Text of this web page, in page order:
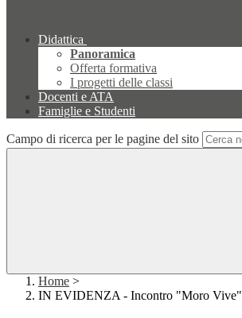
Didattica
Panoramica
Offerta formativa
I progetti delle classi
Docenti e ATA
Famiglie e Studenti
Campo di ricerca per le pagine del sito
Home >
IN EVIDENZA - Incontro "Moro Vive"